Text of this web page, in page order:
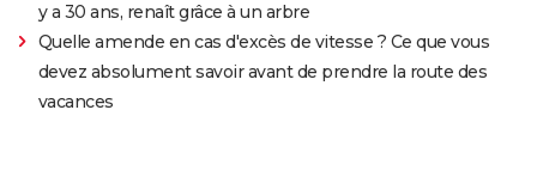
y a 30 ans, renaît grâce à un arbre
Quelle amende en cas d'excès de vitesse ? Ce que vous
devez absolument savoir avant de prendre la route des
vacances